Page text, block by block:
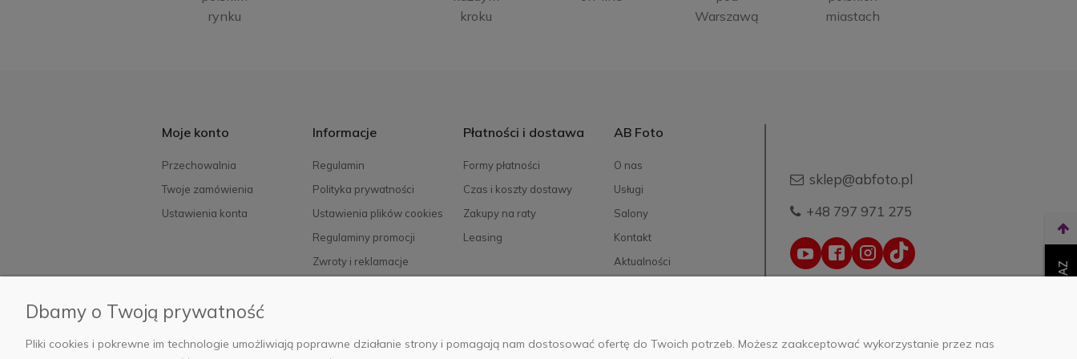
rynku
kroku
Warszawą
miastach
Moje konto
Przechowalnia
Twoje zamówienia
Ustawienia konta
Informacje
Regulamin
Polityka prywatności
Ustawienia plików cookies
Regulaminy promocji
Zwroty i reklamacje
Płatności i dostawa
Formy płatności
Czas i koszty dostawy
Zakupy na raty
Leasing
AB Foto
O nas
Usługi
Salony
Kontakt
Aktualności
sklep@abfoto.pl
+48 797 971 275
© 2025 Wszelkie prawa zastrzeżone. Serwis własnością: AB FOTO Sp. z o.o.
Dbamy o Twoją prywatność
Pliki cookies i pokrewne im technologie umożliwiają poprawne działanie strony i pomagają nam dostosować ofertę do Twoich potrzeb. Możesz zaakceptować wykorzystanie przez nas